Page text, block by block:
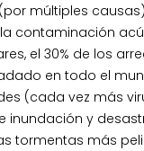
múltiples
contaminación
el 30% de los
en todo el
(cada vez más
inundación y
tormentas más